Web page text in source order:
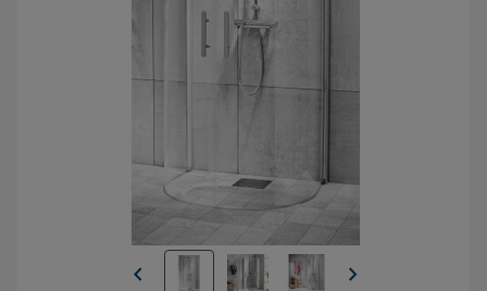
chevron_left chevron_right